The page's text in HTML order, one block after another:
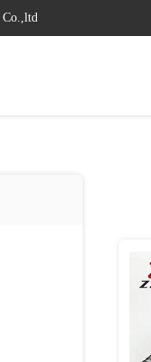
Co.,ltd